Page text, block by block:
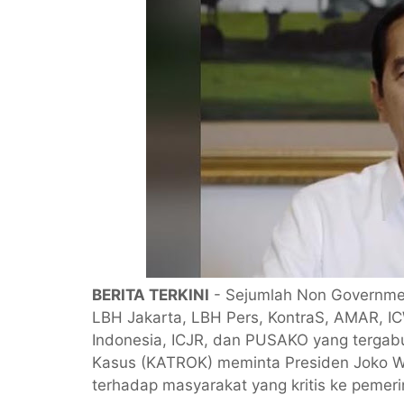
BERITA TERKINI - Sejumlah Non
LBH Jakarta, LBH Pers, KontraS, AMAR,
Indonesia, ICJR, dan PUSAKO yang
Kasus (KATROK) meminta Presiden
terhadap masyarakat yang kritis ke